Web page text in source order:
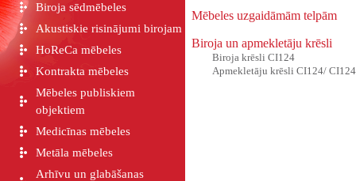
Biroja sēdmēbeles
Akustiskie risinājumi birojam
HoReCa mēbeles
Kontrakta mēbeles
Mēbeles publiskiem
objektiem
Medicīnas mēbeles
Metāla mēbeles
Arhīvu un glabāšanas
Mēbeles uzgaidāmām telpām
Biroja un apmekletāju krēsli
Biroja krēsli CI124
Apmekletāju krēsli CI124/